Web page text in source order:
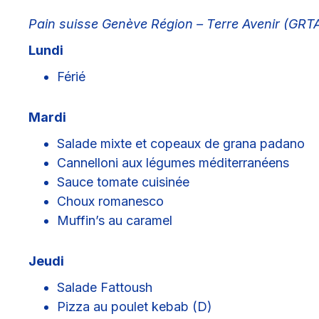
Pain suisse Genève Région – Terre Avenir
Lundi
Férié
Mardi
Salade mixte et copeaux de grana padano
Cannelloni aux légumes méditerranéens
Sauce tomate cuisinée
Choux romanesco
Muffin’s au caramel
Jeudi
Salade Fattoush
Pizza au poulet kebab (D)